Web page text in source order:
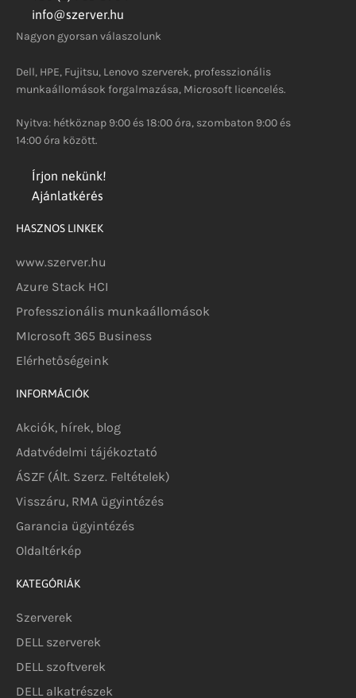
info@szerver.hu
Nagyon gyorsan válaszolunk
Dell, HPE, Fujitsu, Lenovo szerverek, professzionális
munkaállomások forgalmazása, Microsoft licencelés.
Nyitva: hétköznap 9:00 és 18:00 óra, szombaton 9:00 és
14:00 óra között.
Írjon nekünk!
Ajánlatkérés
HASZNOS LINKEK
www.szerver.hu
Azure Stack HCI
Professzionális munkaállomások
MIcrosoft 365 Business
Elérhetőségeink
INFORMÁCIÓK
Akciók, hírek, blog
Adatvédelmi tájékoztató
ÁSZF (Ált. Szerz. Feltételek)
Visszáru, RMA ügyintézés
Garancia ügyintézés
Oldaltérkép
KATEGÓRIÁK
Szerverek
DELL szerverek
DELL szoftverek
DELL alkatrészek